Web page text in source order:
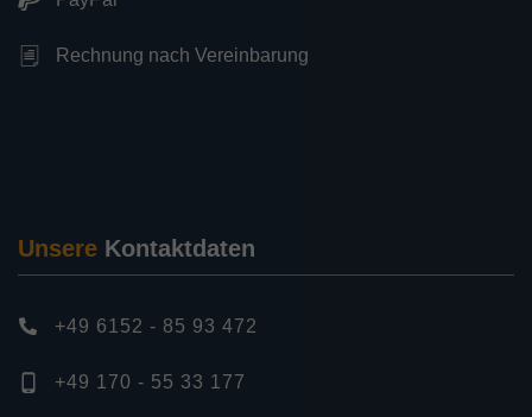
Rechnung nach Vereinbarung
Unsere Kontaktdaten
+49 6152 - 85 93 472
+49 170 - 55 33 177